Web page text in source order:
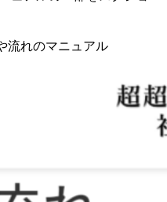
流れのマニュアル